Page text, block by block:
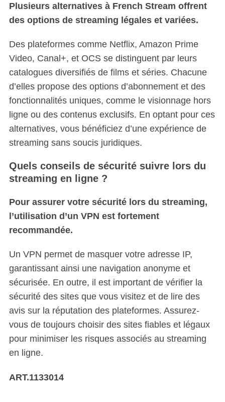
Plusieurs alternatives à French Stream offrent
des options de streaming légales et variées.
Des plateformes comme Netflix, Amazon Prime
Video, Canal+, et OCS se distinguent par leurs
catalogues diversifiés de films et séries. Chacune
d’elles propose des options d’abonnement et des
fonctionnalités uniques, comme le visionnage hors
ligne ou des contenus exclusifs. En optant pour ces
alternatives, vous bénéficiez d’une expérience de
streaming sans soucis juridiques.
Quels conseils de sécurité suivre lors du
streaming en ligne ?
Pour assurer votre sécurité lors du streaming,
l’utilisation d’un VPN est fortement
recommandée.
Un VPN permet de masquer votre adresse IP,
garantissant ainsi une navigation anonyme et
sécurisée. En outre, il est important de vérifier la
sécurité des sites que vous visitez et de lire des
avis sur la réputation des plateformes. Assurez-
vous de toujours choisir des sites fiables et légaux
pour minimiser les risques associés au streaming
en ligne.
ART.1133014